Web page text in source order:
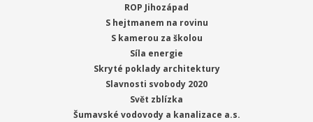
ROP Jihozápad
S hejtmanem na rovinu
S kamerou za školou
Síla energie
Skryté poklady architektury
Slavnosti svobody 2020
Svět zblízka
Šumavské vodovody a kanalizace a.s.